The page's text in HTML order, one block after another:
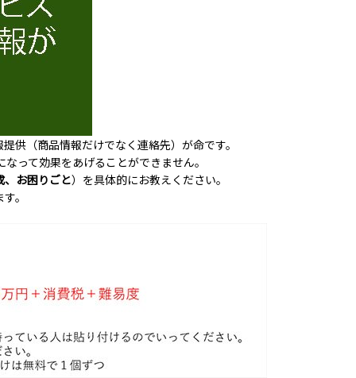
供（商品情報だけでなく連絡先）が命です。
って効果をあげることができません。
、お困りごと）を具体的にお教えください。
。